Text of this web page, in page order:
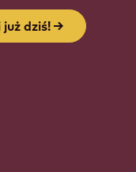
już dziś!